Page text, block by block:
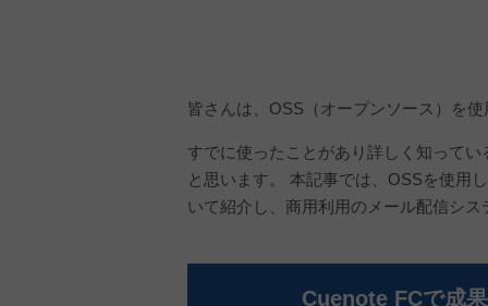
皆さんは、OSS（オープンソース）を
すでに使ったことがあり詳しく知って
と思います。 本記事では、OSSを使用
いて紹介し、商用利用のメール配信シ
Cuenote FCで成